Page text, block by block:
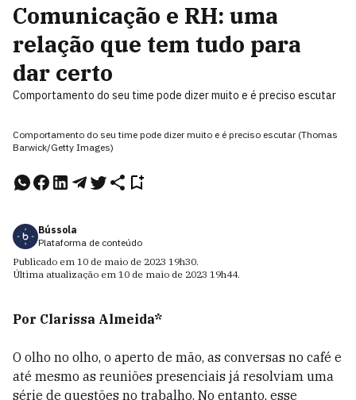
Comunicação e RH: uma
relação que tem tudo para
dar certo
Comportamento do seu time pode dizer muito e é preciso escutar
Comportamento do seu time pode dizer muito e é preciso escutar (Thomas
Barwick/Getty Images)
Bússola
Plataforma de conteúdo
Publicado em 10 de maio de 2023 19h30.
Última atualização em 10 de maio de 2023 19h44.
Por Clarissa Almeida*
O olho no olho, o aperto de mão, as conversas no café e
até mesmo as reuniões presenciais já resolviam uma
série de questões no trabalho. No entanto, esse